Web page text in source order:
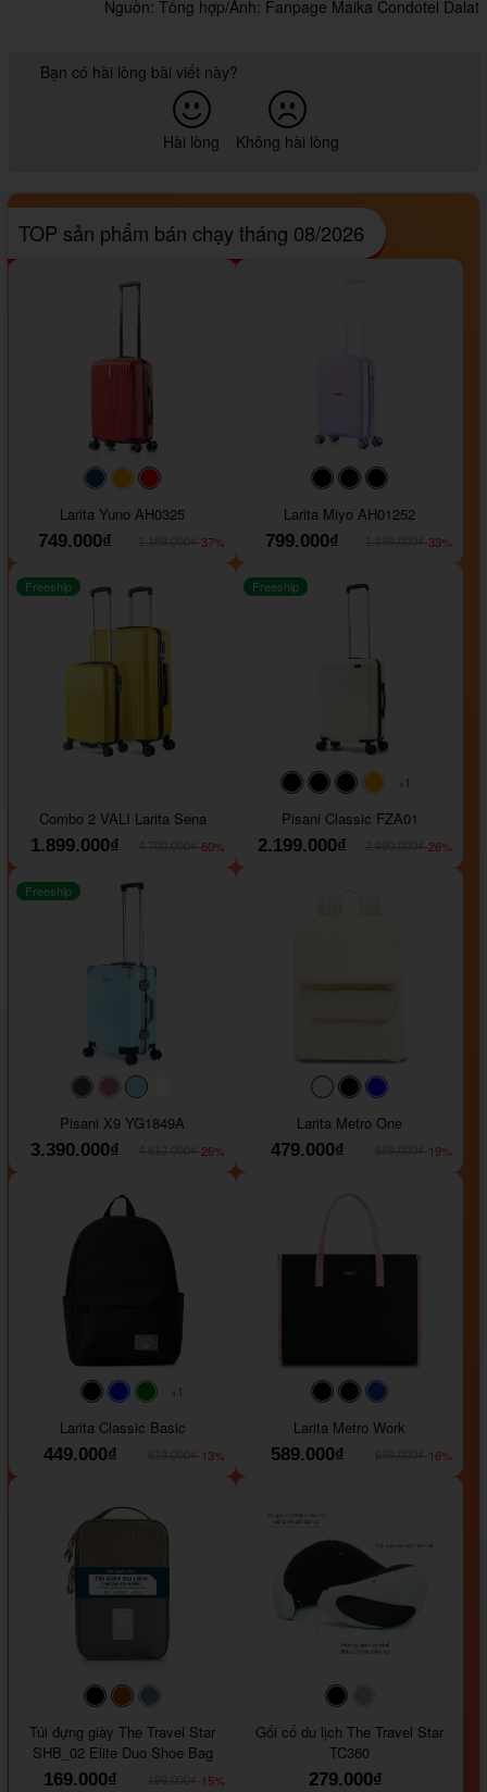
Nguồn: Tổng hợp/Ảnh: Fanpage Maika Condotel Dalat
Bạn có hài lòng bài viết này?
Hài lòng Không hài lòng
TOP sản phẩm bán chạy tháng 08/2026
#093f69#ffa500
Larita Yuno AH0325
749.000₫
-37%
#000000#000000
Larita Miyo AH01252
799.000₫
-33%
Freeship
Combo 2 VALI Larita Sena
1.899.000₫
-60%
#000000#000000
#000000
#ffa500
+1
Freeship
Pisani Classic FZA01
2.199.000₫
-26%
#40454a#b76e79
#9ad8e7
Freeship
Pisani X9 YG1849A
3.390.000₫
-26%
#faf0e6#000000
Larita Metro One
479.000₫
-19%
#faf0e6
#000000#0000FF#008000
+1
Larita Classic Basic
449.000₫
-13%
#000000#000000
Larita Metro Work
589.000₫
-16%
#000000#964B00
Túi đựng giày The Travel Star
SHB_02 Elite Duo Shoe Bag
169.000₫
-15%
#000000
Gối cổ du lịch The Travel Star
TC360
279.000₫